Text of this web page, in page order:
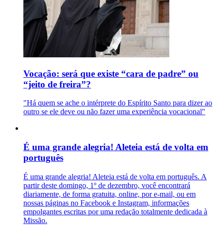
Vocação: será que existe “cara de padre” ou
“jeito de freira”?
"Há quem se ache o intérprete do Espírito Santo para dizer ao
outro se ele deve ou não fazer uma experiência vocacional"
É uma grande alegria! Aleteia está de volta em
português
É uma grande alegria! Aleteia está de volta em português. A
partir deste domingo, 1º de dezembro, você encontrará
diariamente, de forma gratuita, online, por e-mail, ou em
nossas páginas no Facebook e Instagram, informações
empolgantes escritas por uma redação totalmente dedicada à
Missão.